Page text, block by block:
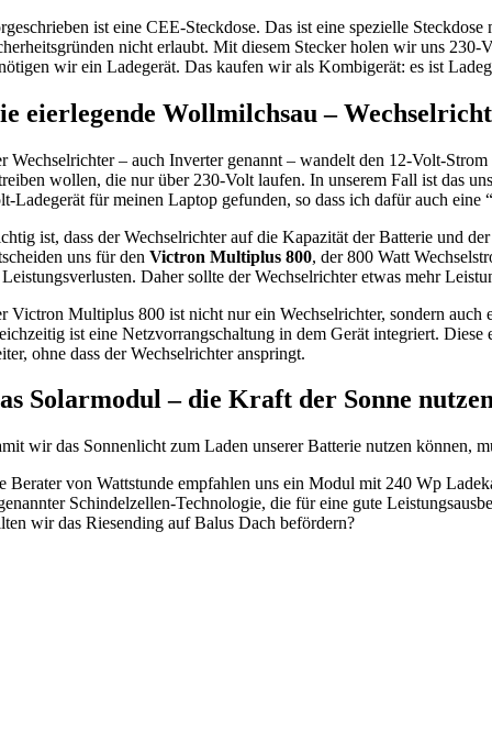
ist eine CEE-Steckdose. Das ist eine spezielle
nicht erlaubt. Mit diesem Stecker holen wir uns
wir ein Ladegerät. Das kaufen wir als Kombigerät: es ist
eierlegende Wollmilchsau –
Wechselrichter – auch Inverter genannt – wandelt den 12-Volt-
wollen, die nur über 230-Volt laufen. In unserem Fall ist das
Ladegerät für meinen Laptop gefunden, so dass ich dafür auch eine
ist, dass der Wechselrichter auf die Kapazität der Batterie und
uns für denVictron Multiplus 800, der 800 Watt
Daher sollte der Wechselrichter etwas mehr
Victron Multiplus 800 ist nicht nur ein Wechselrichter, sondern
ist eine Netzvorrangschaltung in dem Gerät integriert.
ohne dass der Wechselrichter anspringt.
Solarmodul – die Kraft der Sonne
wir das Sonnenlicht zum Laden unserer Batterie nutzen können,
Berater von Wattstunde empfahlen uns ein Modul mit 240 Wp
Schindelzellen-Technologie, die für eine gute
wir das Riesending auf Balus Dach befördern?